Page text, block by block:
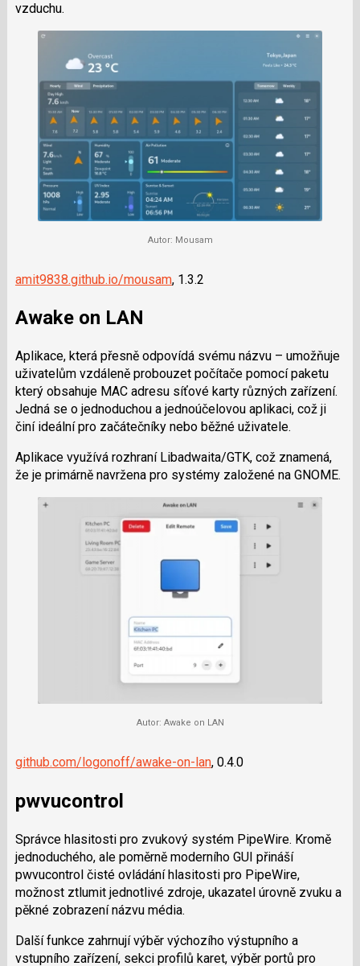
vzduchu.
Autor: Mousam
amit9838.github.io/mousam, 1.3.2
Awake on LAN
Aplikace, která přesně odpovídá svému názvu – umožňuje
uživatelům vzdáleně probouzet počítače pomocí paketu
který obsahuje MAC adresu síťové karty různých zařízení.
Jedná se o jednoduchou a jednoúčelovou aplikaci, což ji
činí ideální pro začátečníky nebo běžné uživatele.
Aplikace využívá rozhraní Libadwaita/GTK, což znamená,
že je primárně navržena pro systémy založené na GNOME.
Autor: Awake on LAN
github.com/logonoff/awake-on-lan, 0.4.0
pwvucontrol
Správce hlasitosti pro zvukový systém PipeWire. Kromě
jednoduchého, ale poměrně moderního GUI přináší
pwvucontrol čisté ovládání hlasitosti pro PipeWire,
možnost ztlumit jednotlivé zdroje, ukazatel úrovně zvuku a
pěkné zobrazení názvu média.
Další funkce zahrnují výběr výchozího výstupního a
vstupního zařízení, sekci profilů karet, výběr portů pro